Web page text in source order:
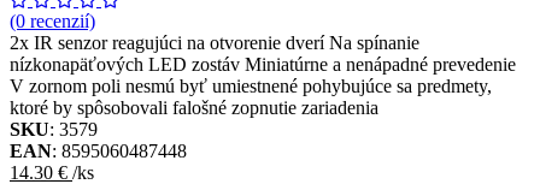
(0 recenzií)
2x IR senzor reagujúci na otvorenie dverí Na spínanie
nízkonapäťových LED zostáv Miniatúrne a nenápadné prevedenie
V zornom poli nesmú byť umiestnené pohybujúce sa predmety,
ktoré by spôsobovali falošné zopnutie zariadenia
SKU: 3579
EAN: 8595060487448
14.30 € /ks